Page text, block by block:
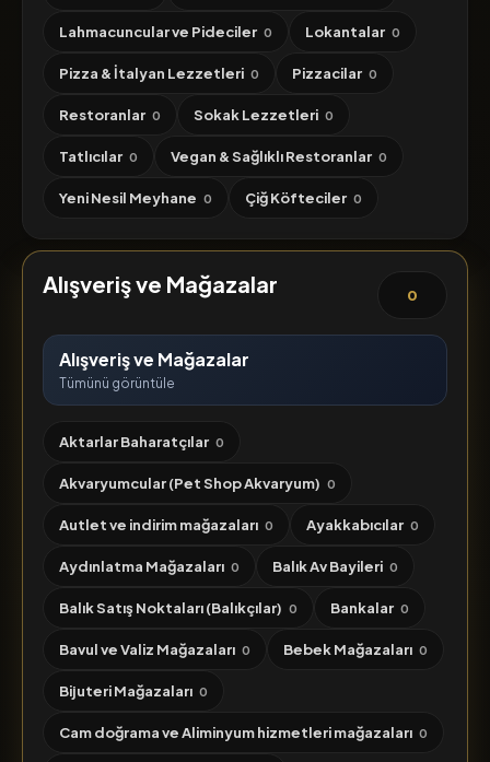
Lahmacuncular ve Pideciler 0 Lokantalar 0
Pizza & İtalyan Lezzetleri 0 Pizzacilar 0
Restoranlar 0 Sokak Lezzetleri 0
Tatlıcılar 0 Vegan & Sağlıklı Restoranlar 0
Yeni Nesil Meyhane 0 Çiğ Köfteciler 0
Alışveriş ve Mağazalar 0
Alışveriş ve Mağazalar
Tümünü görüntüle
Aktarlar Baharatçılar 0
Akvaryumcular (Pet Shop Akvaryum) 0
Autlet ve indirim mağazaları 0 Ayakkabıcılar 0
Aydınlatma Mağazaları 0 Balık Av Bayileri 0
Balık Satış Noktaları (Balıkçılar) 0 Bankalar 0
Bavul ve Valiz Mağazaları 0 Bebek Mağazaları 0
Bijuteri Mağazaları 0
Cam doğrama ve Aliminyum hizmetleri mağazaları 0